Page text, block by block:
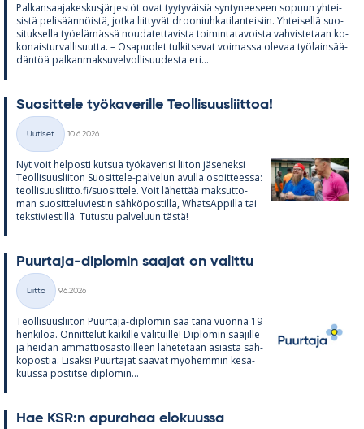
Pal­kan­saa­ja­kes­kus­jär­jes­töt ovat tyy­ty­väi­siä syn­ty­nee­seen so­puun yh­tei­
sistä pe­li­sään­nöistä, jotka liit­ty­vät droo­niuh­ka­ti­lan­tei­siin. Yh­tei­sellä suo­
si­tuk­sella työ­elä­mässä nou­da­tet­ta­vista toi­min­ta­ta­voista vah­vis­te­taan ko­
ko­nais­tur­val­li­suutta. – Os­a­puo­let tul­kit­se­vat voi­massa ole­vaa työ­lain­sää­
dän­töä pal­kan­mak­su­vel­vol­li­suu­desta eri...
Suo­sit­tele työ­ka­ve­rille Teol­li­suus­liit­toa!
Kategoriat
Uutiset
10.6.2026
Nyt voit hel­posti kut­sua työ­ka­ve­risi lii­ton jä­se­neksi
Teol­li­suus­lii­ton Suo­sit­tele-pal­ve­lun avulla osoit­teessa:
teol­li­suus­liitto.fi/suo­sit­tele. Voit lä­het­tää mak­sut­to­
man suo­sit­te­lu­vies­tin säh­kö­pos­tilla, What­sAp­pilla tai
teks­ti­vies­tillä. Tu­tustu pal­ve­luun tästä!
Puur­taja-diplo­min saa­jat on va­littu
Kategoriat
Liitto
9.6.2026
Teol­li­suus­lii­ton Puur­taja-diplo­min saa tänä vuonna 19
hen­ki­löä. On­nit­te­lut kai­kille va­li­tuille! Diplo­min saa­jille
ja hei­dän am­mat­tio­sas­toil­leen lä­he­te­tään asiasta säh­
kö­pos­tia. Li­säksi Puur­ta­jat saa­vat myö­hem­min ke­sä­
kuussa pos­titse diplo­min...
Hae KSR:n apu­ra­haa elo­kuussa